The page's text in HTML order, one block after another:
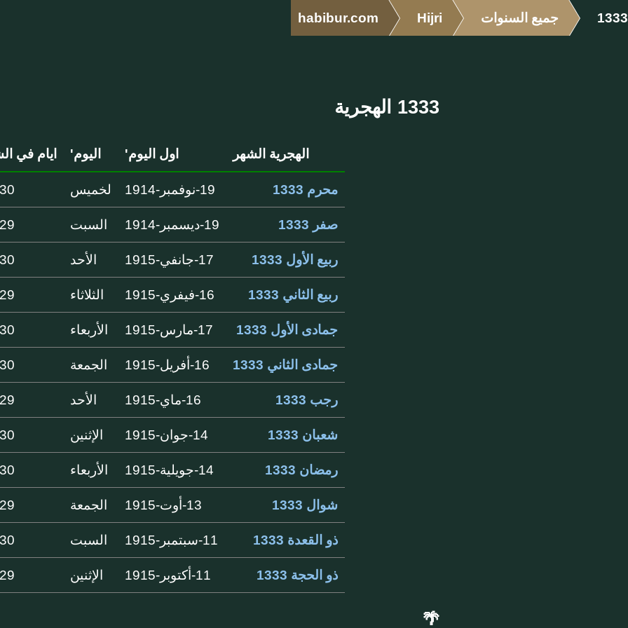
habibur.com Hijri جميع السنوات 1333
1333 الهجرية
الهجرية الشهر اول اليوم' اليوم' ايام في
محرم 1333 19-نوفمبر-1914 لخميس 30
صفر 1333 19-ديسمبر-1914 السبت 29
ربيع الأول 1333 17-جانفي-1915 الأحد 30
ربيع الثاني 1333 16-فيفري-1915 الثلاثاء 29
جمادى الأول 1333 17-مارس-1915 الأربعاء 30
جمادى الثاني 1333 16-أفريل-1915 الجمعة 30
رجب 1333 16-ماي-1915 الأحد 29
شعبان 1333 14-جوان-1915 الإثنين 30
رمضان 1333 14-جويلية-1915 الأربعاء 30
شوال 1333 13-أوت-1915 الجمعة 29
ذو القعدة 1333 11-سبتمبر-1915 السبت 30
ذو الحجة 1333 11-أكتوبر-1915 الإثنين 29
🌴